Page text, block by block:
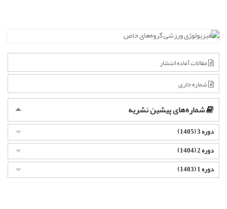
مقالات آماده انتشار
شماره جاری
شماره‌های پیشین نشریه
دوره 3 (1405)
دوره 2 (1404)
دوره 1 (1403)